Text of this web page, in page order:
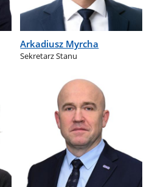
Arkadiusz Myrcha
Sekretarz Stanu